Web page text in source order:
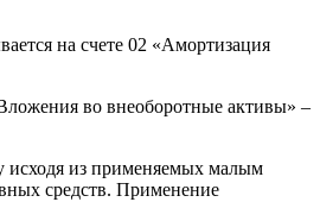
на счете 02 «Амортизация
во внеоборотные активы» –
исходя из применяемых малым
средств. Применение